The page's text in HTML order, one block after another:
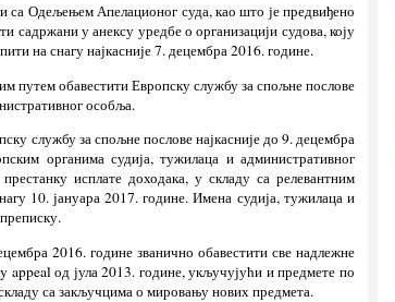
са Одељењем Апелационог суда, као што је предвиђено
садржани у анексу уредбе о организацији судова, коју
на снагу најкасније 7. децембра 2016. године.
путем обавестити Европску службу за спољне послове
особља.
службу за спољне послове најкасније до 9. децембра
органима судија, тужилаца и административног
исплате доходака, у складу са релевантним
10. јануара 2017. године. Имена судија, тужилаца и
2016. године званично обавестити све надлежне
од јула 2013. године, укључујући и предмете по
са закључцима о мировању нових предмета.